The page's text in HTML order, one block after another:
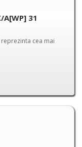
31
reprezinta cea mai